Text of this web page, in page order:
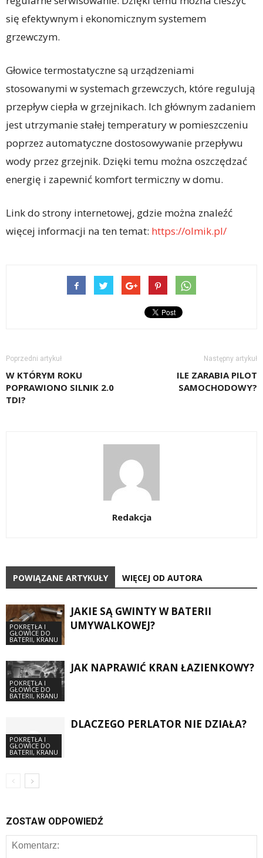
się efektywnym i ekonomicznym systemem
grzewczym.
Głowice termostatyczne są urządzeniami
stosowanymi w systemach grzewczych, które regulują
przepływ ciepła w grzejnikach. Ich głównym zadaniem
jest utrzymanie stałej temperatury w pomieszczeniu
poprzez automatyczne dostosowywanie przepływu
wody przez grzejnik. Dzięki temu można oszczędzać
energię i zapewnić komfort termiczny w domu.
Link do strony internetowej, gdzie można znaleźć
więcej informacji na ten temat: https://olmik.pl/
Poprzedni artykuł
W KTÓRYM ROKU
POPRAWIONO SILNIK 2.0
TDI?
Następny artykuł
ILE ZARABIA PILOT
SAMOCHODOWY?
Redakcja
POWIĄZANE ARTYKUŁY WIĘCEJ OD AUTORA
POKRĘTŁA I
GŁOWICE DO
BATERII, KRANU
JAKIE SĄ GWINTY W BATERII
UMYWALKOWEJ?
POKRĘTŁA I
GŁOWICE DO
BATERII, KRANU
JAK NAPRAWIĆ KRAN ŁAZIENKOWY?
POKRĘTŁA I
GŁOWICE DO
BATERII, KRANU
DLACZEGO PERLATOR NIE DZIAŁA?
ZOSTAW ODPOWIEDŹ